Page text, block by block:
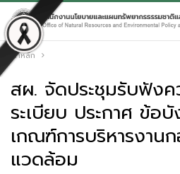
หน้าหลัก
สผ. จัดประชุมรับฟังค
ระเบียบ ประกาศ ข้อ
เกณฑ์การบริหารงาน
แวดล้อม